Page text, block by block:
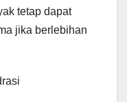
tetap dapat
jika berlebihan